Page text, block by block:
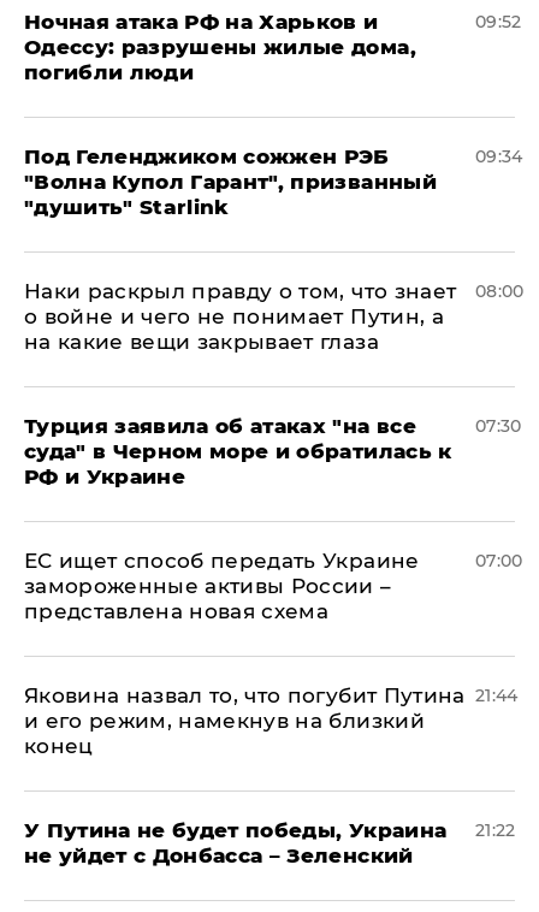
​Ночная атака РФ на Харьков и
Одессу: разрушены жилые дома,
погибли люди
09:52
Под Геленджиком сожжен РЭБ
"Волна Купол Гарант", призванный
"душить" Starlink
09:34
Наки раскрыл правду о том, что знает
о войне и чего не понимает Путин, а
на какие вещи закрывает глаза
08:00
Турция заявила об атаках "на все
суда" в Черном море и обратилась к
РФ и Украине
07:30
ЕС ищет способ передать Украине
замороженные активы России –
представлена новая схема
07:00
Яковина назвал то, что погубит Путина
и его режим, намекнув на близкий
конец
21:44
У Путина не будет победы, Украина
не уйдет с Донбасса – Зеленский
21:22